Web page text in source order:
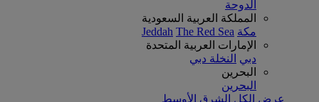
الدوحة
المملكة العربية السعودية
مكة
Jeddah The Red Sea
الإمارات العربية المتحدة
دبي النخلة دبي
البحرين
البحرين
عرض الكل الشرق الأوسط